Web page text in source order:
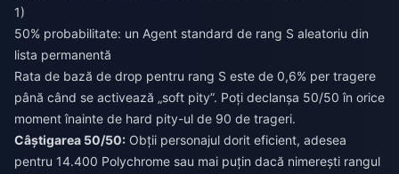
1)
50% probabilitate: un Agent standard de rang S aleatoriu din
lista permanentă
Rata de bază de drop pentru rang S este de 0,6% per tragere
până când se activează „soft pity”. Poți declanșa 50/50 în orice
moment înainte de hard pity-ul de 90 de trageri.
Câștigarea 50/50: Obții personajul dorit eficient, adesea
pentru 14.400 Polychrome sau mai puțin dacă nimerești rangul